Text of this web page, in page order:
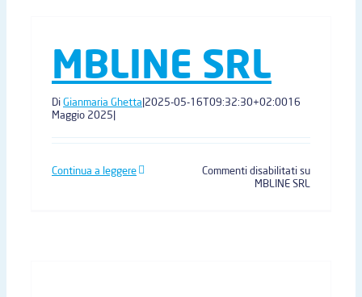
MBLINE SRL
DiGianmaria Ghetta|2025-05-16T09:32:30+02:0016
Maggio 2025|
Continua a leggere Commenti disabilitatisu
MBLINE SRL